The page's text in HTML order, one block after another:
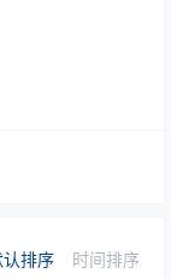
认排序 时间排序